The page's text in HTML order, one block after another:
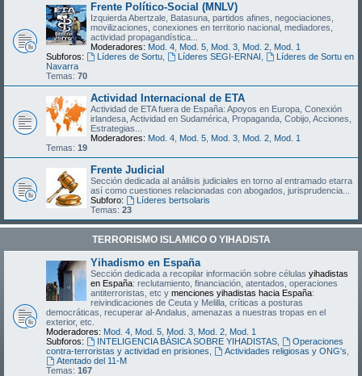
Frente Político-Social (MNLV)
Izquierda Abertzale, Batasuna, partidos afines, negociaciones,
movilizaciones, conexiones en territorio nacional, mediadores,
actividad propagandística...
Moderadores: Mod. 4 Mod. 5 Mod. 3 Mod. 2 Mod. 1
Subforos:
Líderes de Sortu, Líderes SEGI-ERNAI
Líderes de Sortu en
Navarra
Temas: 70
Actividad Internacional de ETA
Actividad de ETA fuera de España: Apoyos en Europa, Conexión
irlandesa, Actividad en Sudamérica, Propaganda, Cobijo, Acciones,
Estrategias...
Moderadores: Mod. 4 Mod. 5 Mod. 3 Mod. 2 Mod. 1
Temas: 19
Frente Judicial
Sección dedicada al análisis judiciales en torno al entramado etarra
así como cuestiones relacionadas con abogados, jurisprudencia...
Subforo:
Líderes bertsolaris
Temas: 23
TERRORISMO ISLAMICO O YIHADISTA
Yihadismo en España
Sección dedicada a recopilar información sobre células yihadistas
en España: reclutamiento, financiación, atentados, operaciones
antiterroristas, etc y menciones yihadistas hacia España:
reivindicaciones de Ceuta y Melilla, críticas a posturas
democráticas, recuperar al-Andalus, amenazas a nuestras tropas en el
exterior, etc.
Moderadores: Mod. 4 Mod. 5 Mod. 3 Mod. 2 Mod. 1
Subforos:
INTELIGENCIA BÁSICA SOBRE YIHADISTAS,
Operaciones
contra-terroristas y actividad en prisiones
Actividades religiosas y ONG's
Atentado del 11-M
Temas: 167